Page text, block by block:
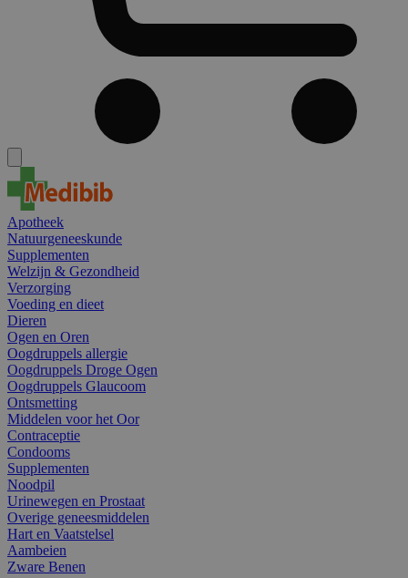
Apotheek
Natuurgeneeskunde
Supplementen
Welzijn & Gezondheid
Verzorging
Voeding en dieet
Dieren
Ogen en Oren
Oogdruppels allergie
Oogdruppels Droge Ogen
Oogdruppels Glaucoom
Ontsmetting
Middelen voor het Oor
Contraceptie
Condooms
Supplementen
Noodpil
Urinewegen en Prostaat
Overige geneesmiddelen
Hart en Vaatstelsel
Aambeien
Zware Benen